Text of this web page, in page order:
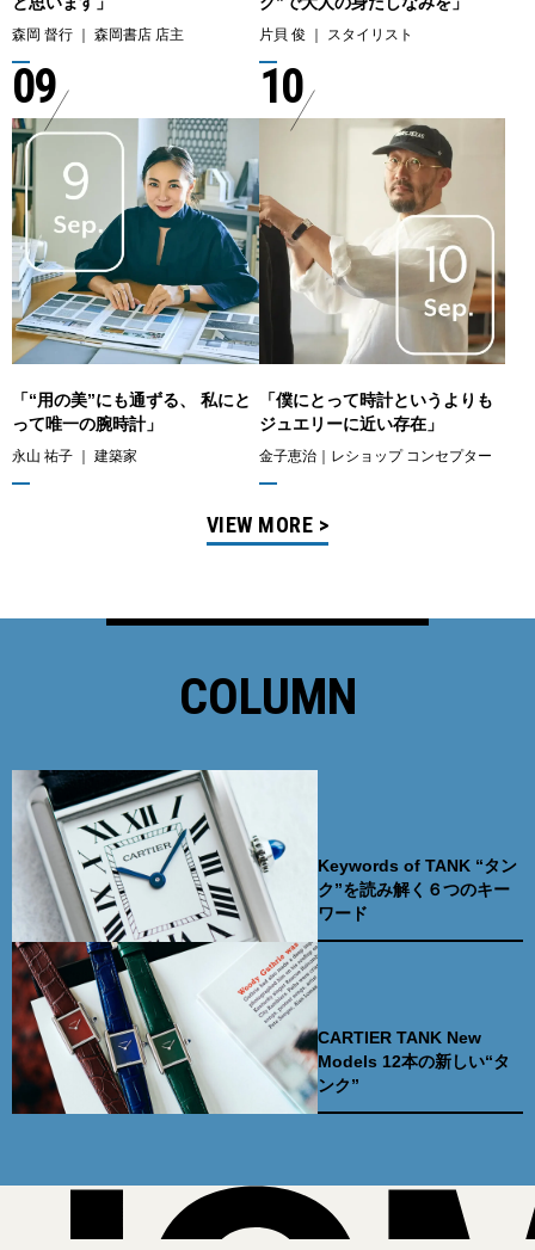
森岡 督行 ｜ 森岡書店 店主 片貝 俊 ｜ スタイリスト
09
「“用の美”にも通ずる、 私にと
って唯一の腕時計」
永山 祐子 ｜ 建築家
10
「僕にとって時計というよりも
ジュエリーに近い存在」
金子恵治｜レショップ コンセプター
VIEW MORE >
COLUMN
Keywords of TANK “タン
ク”を読み解く６つのキー
ワード
CARTIER TANK New
Models 12本の新しい“タ
ンク”